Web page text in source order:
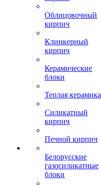
Облицовочный
кирпич
Клинкерный
кирпич
Керамические
блоки
Теплая керамика
Силикатный
кирпич
Печной кирпич
Белорусские
газосиликатные
блоки